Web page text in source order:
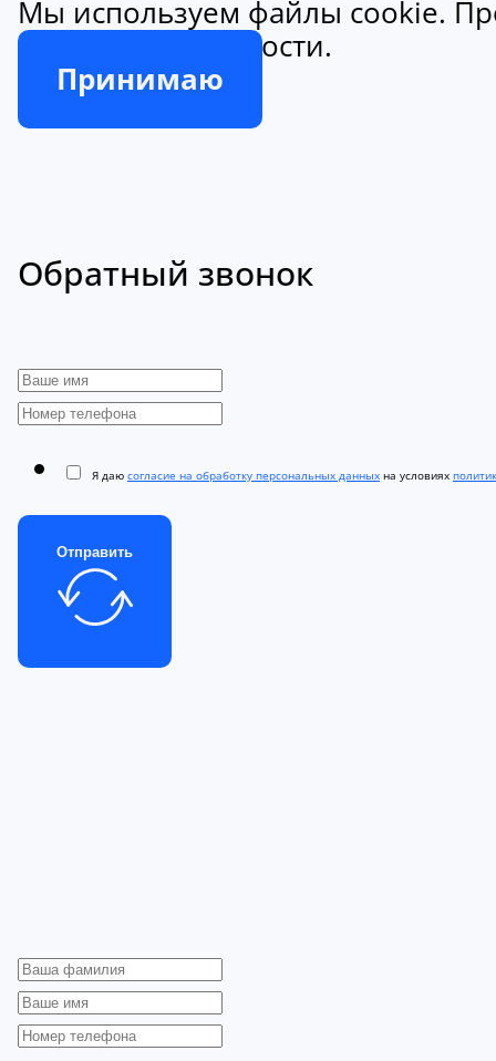
Мы используем файлы cookie.
конфиденциальности.
Принимаю
Обратный звонок
Я даю согласие на обработку персональных данных на условиях
Отправить